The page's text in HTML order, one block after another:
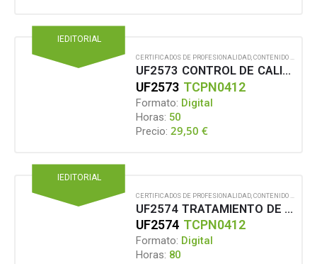
IEDITORIAL
CERTIFICADOS DE PROFESIONALIDAD,CONTENIDO EN FORMATO DIGITAL
UF2573 CONTROL DE CALIDAD
UF2573 TCPN0412
Formato: Digital
Horas: 50
Precio: 29,50€
IEDITORIAL
CERTIFICADOS DE PROFESIONALIDAD,CONTENIDO EN FORMATO DIGITAL
UF2574 TRATAMIENTO DE LA IMAGEN Y EL DISEÑO DE LOS ESTAMPADOS TEXTILES
UF2574 TCPN0412
Formato: Digital
Horas: 80